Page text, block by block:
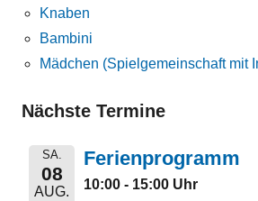
Knaben
Bambini
Mädchen (Spielgemeinschaft mit
Nächste Termine
SA.
08
AUG.
Ferienprogramm
10:00 - 15:00 Uhr